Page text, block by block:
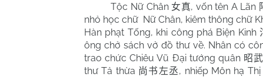
Tộc Nữ Chân 女真, vốn tên A Lãn
nhỏ học chữ Nữ Chân, kiêm thông chữ
Hàn phạt Tống, khi công phá Biện Kinh
ông chở sách vở đồ thư về. Nhân có
trao chức Chiêu Vũ Đại tướng quân 昭
thư Tả thừa 尚书左丞, nhiếp Môn hạ Thị